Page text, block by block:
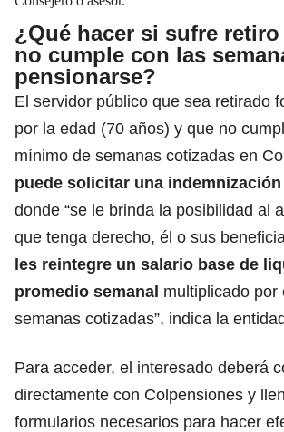
¿Qué hacer si sufre
no cumple con las
pensionarse?
El servidor público que sea retirado
por la edad (70 años) y que no
mínimo de semanas cotizadas en
puede solicitar una
donde “se le brinda la posibilidad al
que tenga derecho, él o sus
les reintegre un salario base de
promedio semanal multiplicado por
semanas cotizadas”, indica la
Para acceder, el interesado deberá
directamente con Colpensiones y
formularios necesarios para hacer